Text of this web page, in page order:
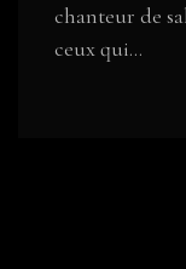
chanteur de
ceux qui...